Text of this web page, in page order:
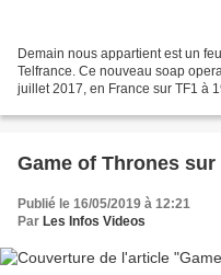
Demain nous appartient est un
Telfrance. Ce nouveau soap
juillet 2017, en France sur TF1 à
Game of Thrones sur
Publié le 16/05/2019 à 12:21
Par Les Infos Videos